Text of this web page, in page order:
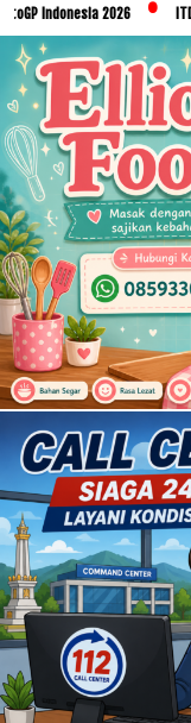
2026 ITDC